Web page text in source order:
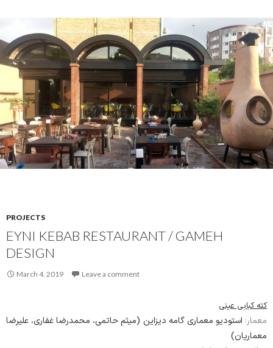
PROJECTS
March 4, 2019
تاریخ:1396
مساحت:185 مترمربع
وضعیت:ساخته‌شده